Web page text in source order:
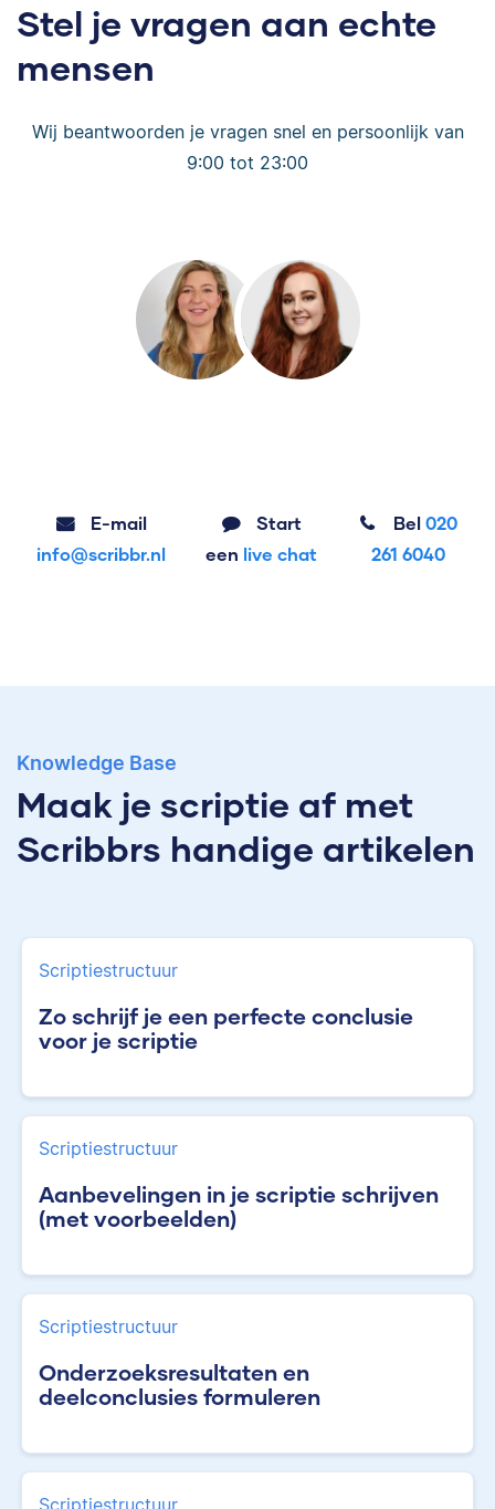
Stel je vragen aan echte
mensen
Wij beantwoorden je vragen snel en persoonlijk van
9:00 tot 23:00
E-mail
info@scribbr.nl
Start
een live chat
Bel020
261 6040
Knowledge Base
Maak je scriptie af met
Scribbrs handige artikelen
Scriptiestructuur
Zo schrijf je een perfecte conclusie
voor je scriptie
Scriptiestructuur
Aanbevelingen in je scriptie schrijven
(met voorbeelden)
Scriptiestructuur
Onderzoeksresultaten en
deelconclusies formuleren
Scriptiestructuur